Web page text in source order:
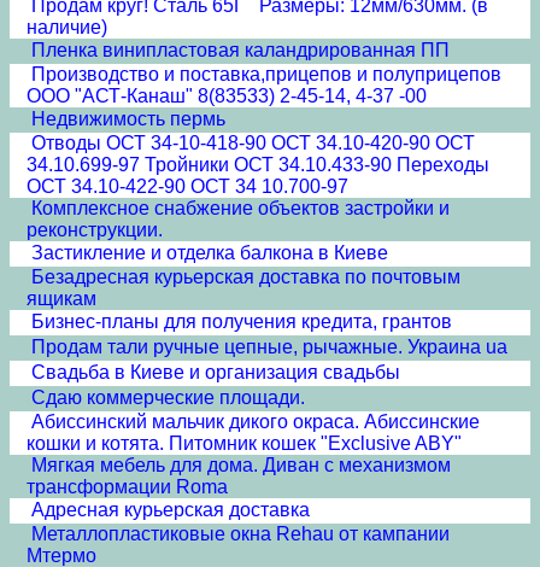
Продам круг! Сталь 65Г Размеры: 12мм/630мм. (в
наличие)
Пленка винипластовая каландрированная ПП
Производство и поставка,прицепов и полуприцепов
ООО "АСТ-Канаш" 8(83533) 2-45-14, 4-37 -00
Недвижимость пермь
Отводы ОСТ 34-10-418-90 ОСТ 34.10-420-90 ОСТ
34.10.699-97 Тройники ОСТ 34.10.433-90 Переходы
ОСТ 34.10-422-90 ОСТ 34 10.700-97
Комплексное снабжение объектов застройки и
реконструкции.
Застикление и отделка балкона в Киеве
Безадресная курьерская доставка по почтовым
ящикам
Бизнес-планы для получения кредита, грантов
Продам тали ручные цепные, рычажные. Украина ua
Свадьба в Киеве и организация свадьбы
Сдаю коммерческие площади.
Абиссинский мальчик дикого окраса. Абиссинские
кошки и котята. Питомник кошек "Exclusive ABY"
Мягкая мебель для дома. Диван с механизмом
трансформации Roma
Адресная курьерская доставка
Металлопластиковые окна Rehau от кампании
Мтермо